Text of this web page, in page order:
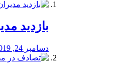
بازدید
دسامبر 24, 2019